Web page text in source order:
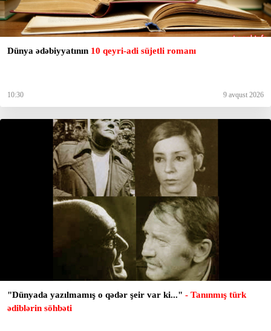
Dünya ədəbiyyatının 10 qeyri-adi süjetli romanı
10:30 9 avqust 2026
"Dünyada yazılmamış o qədər şeir var ki..." - Tanınmış türk
ədiblərin söhbəti